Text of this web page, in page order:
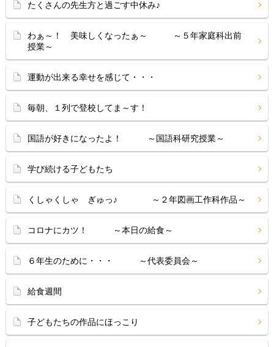
たくさんの先生方と過ごす中休み♪
わぁ～！ 美味しくなったぁ～ ～５年家庭科出前
授業～
運動が出来る幸せを感じて・・・
毎朝、１列で登校してま～す！
国語が好きになったよ！ ～国語科研究授業～
学び続ける子どもたち
くしゃくしゃ ぎゅっ♪ ～２年図画工作科作品～
コロナにカツ！ ～本日の給食～
６年生のために・・・ ～代表委員会～
給食週間
子どもたちの作品にほっこり